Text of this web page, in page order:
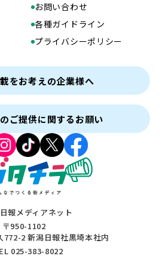
報メディアネット
〒950-1102
772-2 新潟日報社黒埼本社内
025-383-8022
お問い合わせ
各種ガイドライン
プライバシーポリシー
をお考えの企業様へ
ご提供に関するお願い